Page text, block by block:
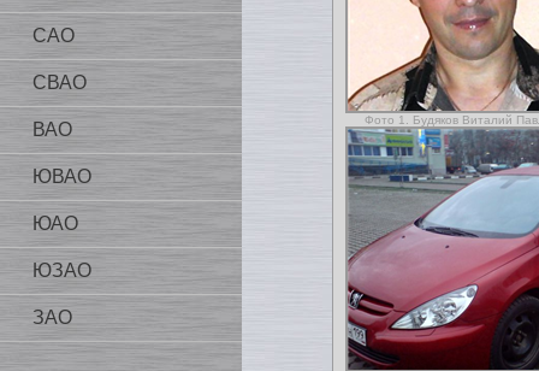
САО
СВАО
ВАО
ЮВАО
ЮАО
ЮЗАО
ЗАО
Фото 1. Будяков Виталий